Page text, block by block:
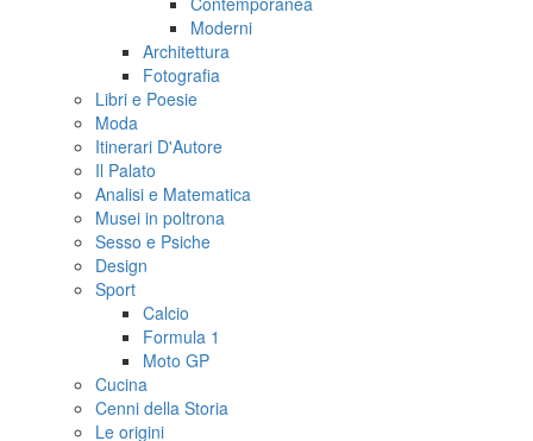
Moderni
Architettura
Fotografia
Libri e Poesie
Moda
Itinerari D'Autore
Il Palato
Analisi e Matematica
Musei in poltrona
Sesso e Psiche
Design
Sport
Calcio
Formula 1
Moto GP
Cucina
Cenni della Storia
Le origini